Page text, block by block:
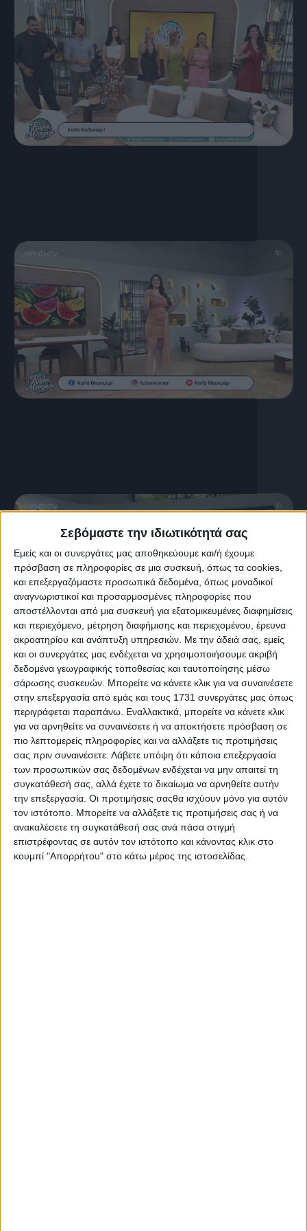
Σεβόμαστε την ιδιωτικότητά σας
Εμείς και οι συνεργάτες μας αποθηκεύουμε και/ή έχουμε
πρόσβαση σε πληροφορίες σε μια συσκευή, όπως τα cookies,
και επεξεργαζόμαστε προσωπικά δεδομένα, όπως μοναδικοί
αναγνωριστικοί και προσαρμοσμένες πληροφορίες που
αποστέλλονται από μια συσκευή για εξατομικευμένες διαφημίσεις
και περιεχόμενο, μέτρηση διαφήμισης και περιεχομένου, έρευνα
ακροατηρίου και ανάπτυξη υπηρεσιών. Με την άδειά σας, εμείς
και οι συνεργάτες μας ενδέχεται να χρησιμοποιήσουμε ακριβή
δεδομένα γεωγραφικής τοποθεσίας και ταυτοποίησης μέσω
σάρωσης συσκευών. Μπορείτε να κάνετε κλικ για να συναινέσετε
στην επεξεργασία από εμάς και τους 1731 συνεργάτες μας όπως
περιγράφεται παραπάνω. Εναλλακτικά, μπορείτε να κάνετε κλικ
για να αρνηθείτε να συναινέσετε ή να αποκτήσετε πρόσβαση σε
πιο λεπτομερείς πληροφορίες και να αλλάξετε τις προτιμήσεις
σας πριν συναινέσετε. Λάβετε υπόψη ότι κάποια επεξεργασία
των προσωπικών σας δεδομένων ενδέχεται να μην απαιτεί τη
συγκατάθεσή σας, αλλά έχετε το δικαίωμα να αρνηθείτε αυτήν
την επεξεργασία. Οι προτιμήσεις σαςθα ισχύουν μόνο για αυτόν
τον ιστότοπο. Μπορείτε να αλλάξετε τις προτιμήσεις σας ή να
ανακαλέσετε τη συγκατάθεσή σας ανά πάσα στιγμή
επιστρέφοντας σε αυτόν τον ιστότοπο και κάνοντας κλικ στο
κουμπί "Απορρήτου" στο κάτω μέρος της ιστοσελίδας.
15 Ιουλίου, 2026
ΚΑΛΟ ΜΕΣΗΜΕΡΙ 15.07.2026